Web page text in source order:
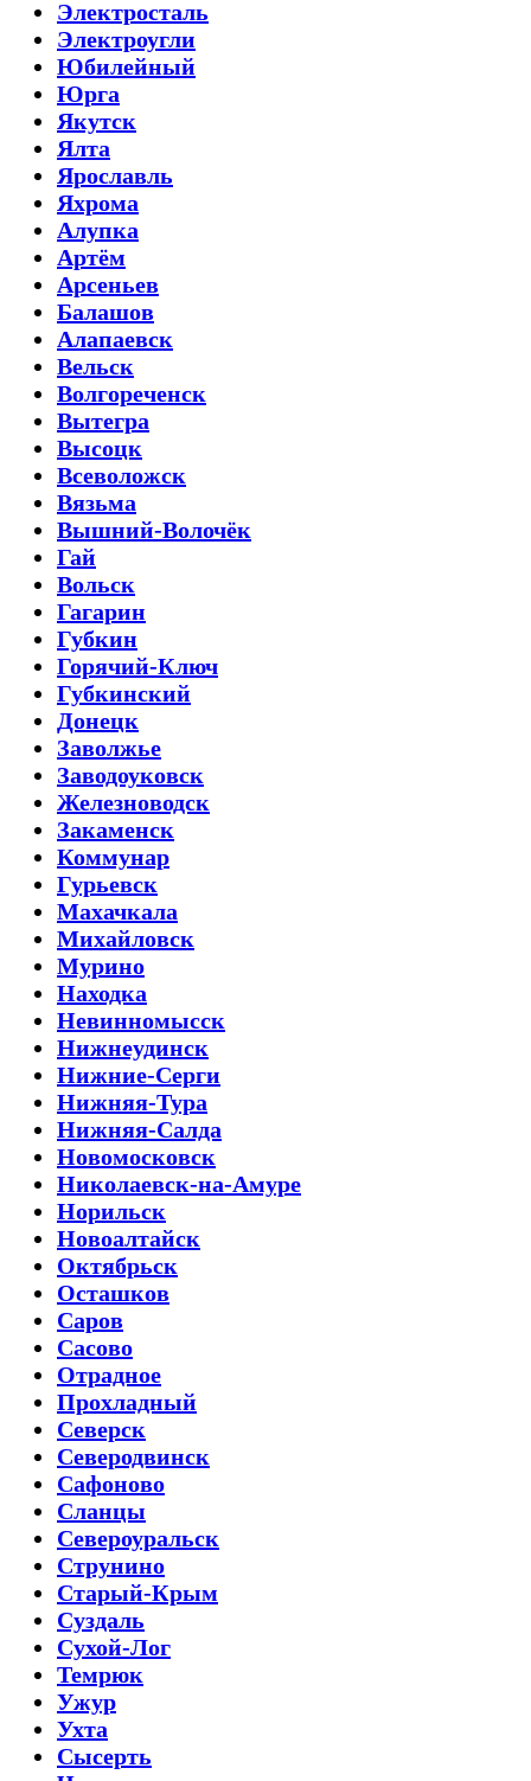
Электросталь
Электроугли
Юбилейный
Юрга
Якутск
Ялта
Ярославль
Яхрома
Алупка
Артём
Арсеньев
Балашов
Алапаевск
Вельск
Волгореченск
Вытегра
Высоцк
Всеволожск
Вязьма
Вышний-Волочёк
Гай
Вольск
Гагарин
Губкин
Горячий-Ключ
Губкинский
Донецк
Заволжье
Заводоуковск
Железноводск
Закаменск
Коммунар
Гурьевск
Махачкала
Михайловск
Мурино
Находка
Невинномысск
Нижнеудинск
Нижние-Серги
Нижняя-Тура
Нижняя-Салда
Новомосковск
Николаевск-на-Амуре
Норильск
Новоалтайск
Октябрьск
Осташков
Саров
Сасово
Отрадное
Прохладный
Северск
Северодвинск
Сафоново
Сланцы
Североуральск
Струнино
Старый-Крым
Суздаль
Сухой-Лог
Темрюк
Ужур
Ухта
Сысерть